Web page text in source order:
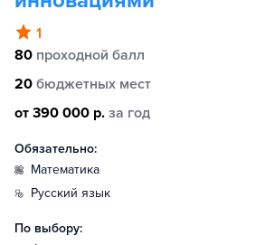
1
80 проходной балл
20 бюджетных мест
от 390 000 р. за год
Обязательно:
математика
русский язык
По выбору: